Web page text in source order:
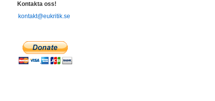
Kontakta oss!
kontakt@eukritik.se